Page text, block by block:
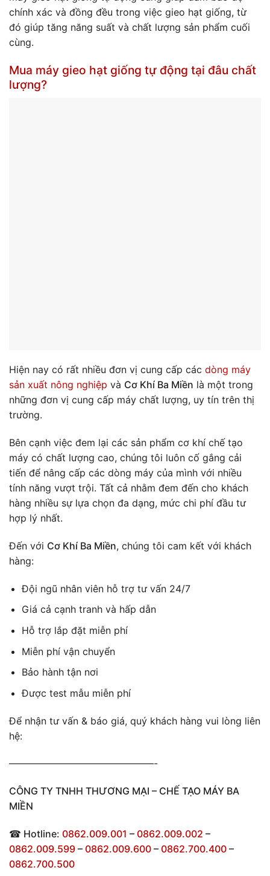
chính xác và đồng đều trong việc gieo hạt giống, từ
đó giúp tăng năng suất và chất lượng sản phẩm cuối
cùng.
Mua máy gieo hạt giống tự động tại đâu chất
lượng?
Hiện nay có rất nhiều đơn vị cung cấp các dòng máy
sản xuất nông nghiệp và Cơ Khí Ba Miền là một trong
những đơn vị cung cấp máy chất lượng, uy tín trên thị
trường.
Bên cạnh việc đem lại các sản phẩm cơ khí chế tạo
máy có chất lượng cao, chúng tôi luôn cố gắng cải
tiến để nâng cấp các dòng máy của mình với nhiều
tính năng vượt trội. Tất cả nhằm đem đến cho khách
hàng nhiều sự lựa chọn đa dạng, mức chi phí đầu tư
hợp lý nhất.
Đến với Cơ Khí Ba Miền, chúng tôi cam kết với khách
hàng:
Đội ngũ nhân viên hỗ trợ tư vấn 24/7
Giá cả cạnh tranh và hấp dẫn
Hỗ trợ lắp đặt miễn phí
Miễn phí vận chuyển
Bảo hành tận nơi
Được test mẫu miễn phí
Để nhận tư vấn & báo giá, quý khách hàng vui lòng liên
hệ:
———————————————-
CÔNG TY TNHH THƯƠNG MẠI – CHẾ TẠO MÁY BA
MIỀN
☎ Hotline: 0862.009.001 – 0862.009.002 –
0862.009.599 – 0862.009.600 – 0862.700.400 –
0862.700.500